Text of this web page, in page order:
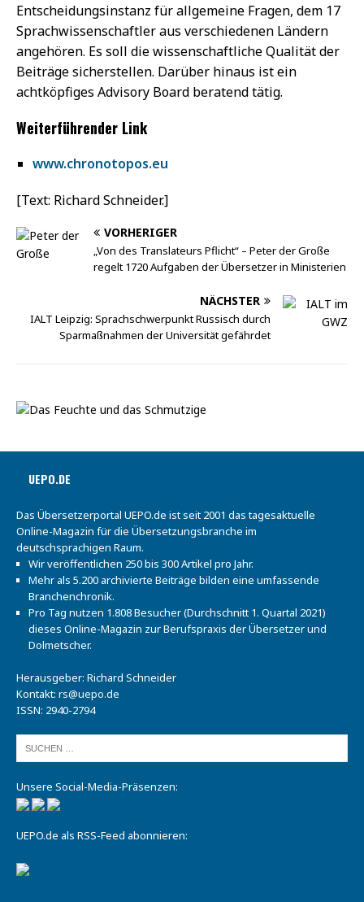
Entscheidungsinstanz für allgemeine Fragen, dem 17
Sprachwissenschaftler aus verschiedenen Ländern
angehören. Es soll die wissenschaftliche Qualität der
Beiträge sicherstellen. Darüber hinaus ist ein
achtköpfiges Advisory Board beratend tätig.
Weiterführender Link
www.chronotopos.eu
[Text: Richard Schneider.]
VORHERIGER
„Von des Translateurs Pflicht“ – Peter der Große
regelt 1720 Aufgaben der Übersetzer in Ministerien
NÄCHSTER
IALT Leipzig: Sprachschwerpunkt Russisch durch
Sparmaßnahmen der Universität gefährdet
UEPO.DE
Das Übersetzerportal UEPO.de ist seit 2001 das tagesaktuelle
Online-Magazin für die Übersetzungsbranche im
deutschsprachigen Raum.
Wir veröffentlichen 250 bis 300 Artikel pro Jahr.
Mehr als 5.200 archivierte Beiträge bilden eine umfassende
Branchenchronik.
Pro Tag nutzen 1.808 Besucher (Durchschnitt 1. Quartal 2021)
dieses Online-Magazin zur Berufspraxis der Übersetzer und
Dolmetscher.
Herausgeber: Richard Schneider
Kontakt: rs@uepo.de
ISSN: 2940-2794
Unsere Social-Media-Präsenzen:
UEPO.de als RSS-Feed abonnieren: